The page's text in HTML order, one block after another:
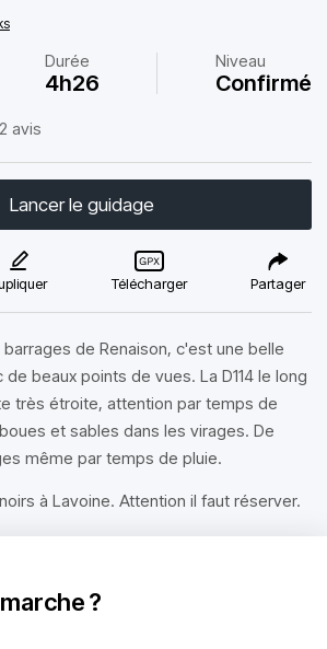
Durée
4h26
Niveau
Confirmé
2 avis
Lancer le guidage
Télécharger Partager
de Renaison, c'est une belle
beaux points de vues. La D114 le long
très étroite, attention par temps de
et sables dans les virages. De
même par temps de pluie.
à Lavoine. Attention il faut réserver.
?